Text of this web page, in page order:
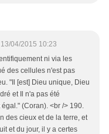
13/04/2015 10:23
ni via les
des cellules n'est pas
"Il [est] Dieu unique, Dieu
et Il n'a pas été
(Coran). <br /> 190.
des cieux et de la terre, et
et du jour, il y a certes